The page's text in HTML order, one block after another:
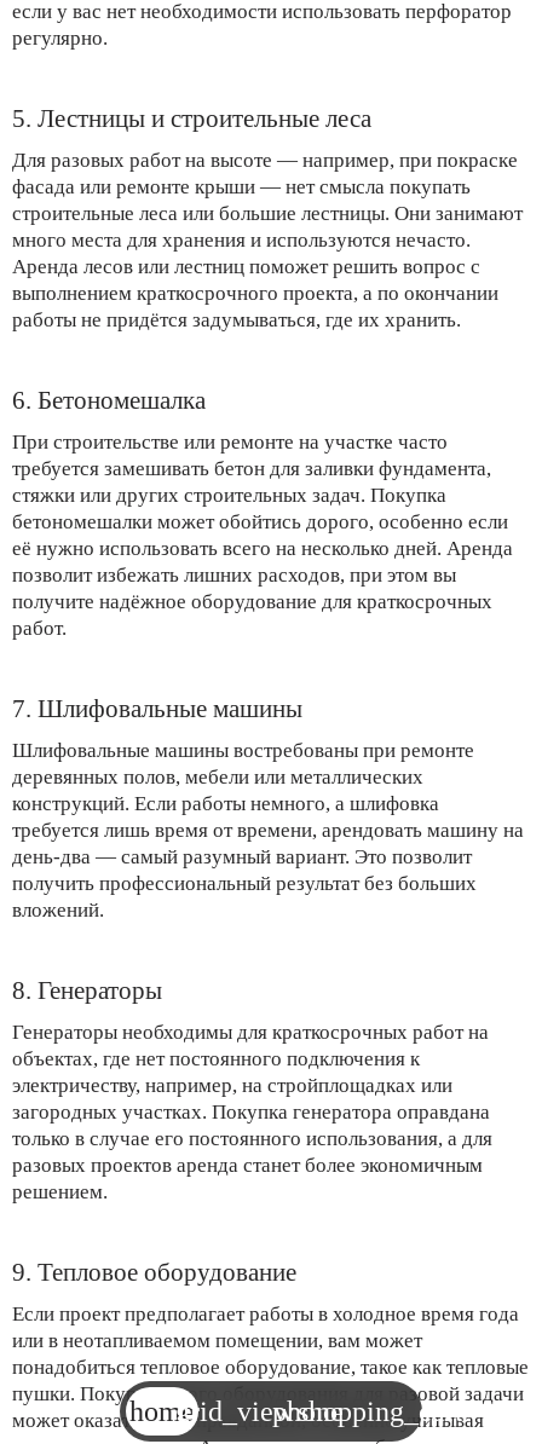
если у вас нет необходимости использовать перфоратор
регулярно.
5. Лестницы и строительные леса
Для разовых работ на высоте — например, при покраске
фасада или ремонте крыши — нет смысла покупать
строительные леса или большие лестницы. Они занимают
много места для хранения и используются нечасто.
Аренда лесов или лестниц поможет решить вопрос с
выполнением краткосрочного проекта, а по окончании
работы не придётся задумываться, где их хранить.
6. Бетономешалка
При строительстве или ремонте на участке часто
требуется замешивать бетон для заливки фундамента,
стяжки или других строительных задач. Покупка
бетономешалки может обойтись дорого, особенно если
её нужно использовать всего на несколько дней. Аренда
позволит избежать лишних расходов, при этом вы
получите надёжное оборудование для краткосрочных
работ.
7. Шлифовальные машины
Шлифовальные машины востребованы при ремонте
деревянных полов, мебели или металлических
конструкций. Если работы немного, а шлифовка
требуется лишь время от времени, арендовать машину на
день-два — самый разумный вариант. Это позволит
получить профессиональный результат без больших
вложений.
8. Генераторы
Генераторы необходимы для краткосрочных работ на
объектах, где нет постоянного подключения к
электричеству, например, на стройплощадках или
загородных участках. Покупка генератора оправдана
только в случае его постоянного использования, а для
разовых проектов аренда станет более экономичным
решением.
9. Тепловое оборудование
Если проект предполагает работы в холодное время года
или в неотапливаемом помещении, вам может
понадобиться тепловое оборудование, такое как тепловые
пушки. Покупка такого оборудования для разовой задачи
может оказаться неоправданной, особенно учитывая
homegrid_viewphone
shopping_cart